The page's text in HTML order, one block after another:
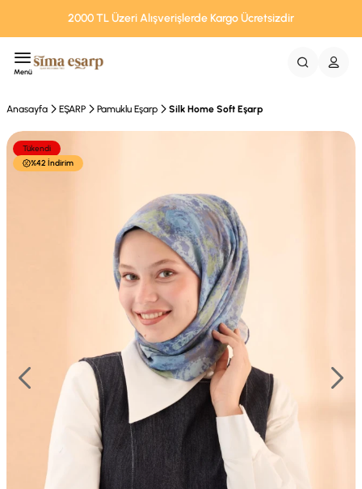
2000 TL Üzeri Alışverişlerde Kargo Ücretsizdir
Menü
Anasayfa EŞARP Pamuklu Eşarp Silk Home Soft Eşarp
Tükendi
%42 İndirim